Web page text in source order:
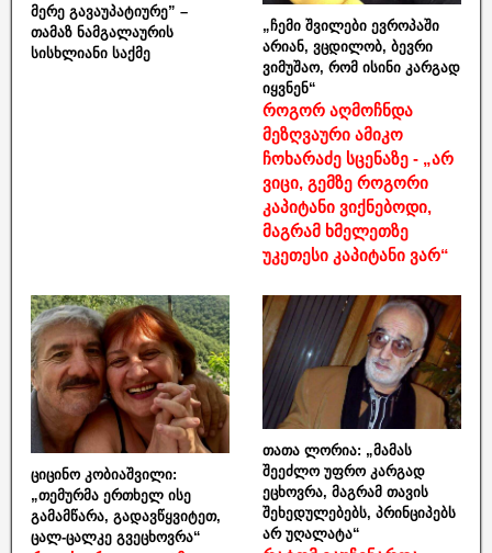
მერე გავაუპატიურე” –
თამაზ ნამგალაურის
სისხლიანი საქმე
„ჩემი შვილები ევროპაში
არიან, ვცდილობ, ბევრი
ვიმუშაო, რომ ისინი კარგად
იყვნენ“
როგორ აღმოჩნდა
მეზღვაური ამიკო
ჩოხარაძე სცენაზე - „არ
ვიცი, გემზე როგორი
კაპიტანი ვიქნებოდი,
მაგრამ ხმელეთზე
უკეთესი კაპიტანი ვარ“
ციცინო კობიაშვილი:
„თემურმა ერთხელ ისე
გამამწარა, გადავწყვიტეთ,
ცალ-ცალკე გვეცხოვრა“
თათა ლორია: „მამას
შეეძლო უფრო კარგად
ეცხოვრა, მაგრამ თავის
შეხედულებებს, პრინციპებს
არ უღალატა“